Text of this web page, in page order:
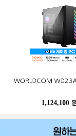
WORLDCOM
1,124,100